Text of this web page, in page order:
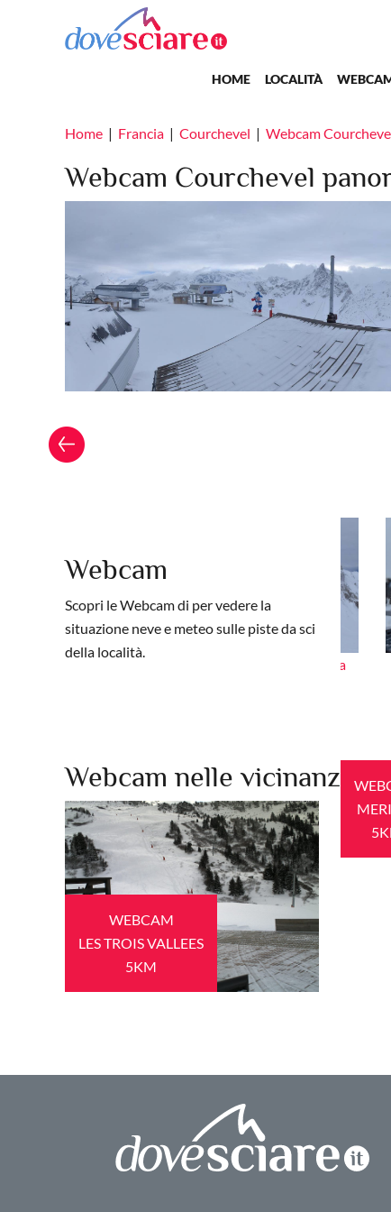
Salta al contenuto principale
Main navigation
HOME LOCALITÀ
Home Francia Courchevel Webcam
Webcam Courchevel
Webcam
Scopri le Webcam di per vedere la
situazione neve e meteo sulle piste da sci
della località.
Webcam Courchevel panorama
Webcam nelle vicinanze
WEBCAM
LES TROIS VALLEES
5KM